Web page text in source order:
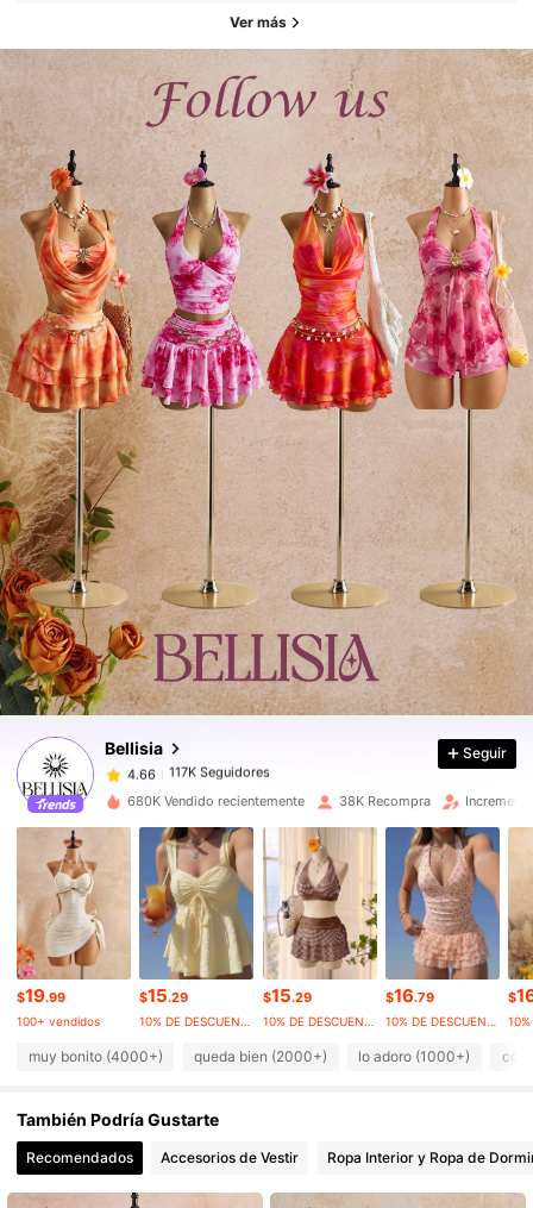
Ver más
Bellisia
4.66 117K Seguidores
4.66 117K Seguidores
4.66
117K Seguidores
g***x
pagóHace 9 horas
4.66 117K Seguidores
4.66 117K Seguidores
4.66 117K Seguidores
4.66 117K Seguidores
4.66 117K Seguidores
4.66 117K Seguidores
Seguir
680K Vendido recientemente 38K Recompra
$19.99
100+ vendidos
$15.29
10% DE DESCUENTO
$15.29
10% DE DESCUENTO
$16.79
10% DE DESCUENTO
$
muy bonito (4000+) queda bien (2000+) lo adoro (1000+)
También Podría Gustarte
Recomendados Accesorios de Vestir Ropa Interior y Ropa de